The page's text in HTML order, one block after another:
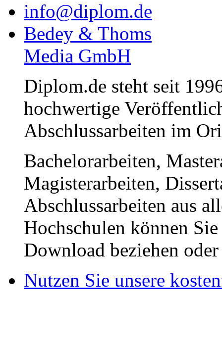
info@diplom.de
Bedey & Thoms
Media GmbH
Diplom.de steht seit
hochwertige
Abschlussarbeiten im
Bachelorarbeiten,
Magisterarbeiten,
Abschlussarbeiten aus
Hochschulen können
Download beziehen
Nutzen Sie unsere